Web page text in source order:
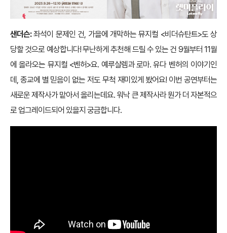
샌더슨:좌석이 문제인 건, 가을에 개막하는 뮤지컬 <비더슈탄트>도 상
당할 것으로 예상합니다! 무난하게 추천해 드릴 수 있는 건 9월부터 11월
에 올라오는 뮤지컬 <벤허>요. 예루살렘과 로마. 유다 벤허의 이야기인
데, 종교에 별 믿음이 없는 저도 무척 재미있게 봤어요! 이번 공연부터는
새로운 제작사가 맡아서 올리는데요. 워낙 큰 제작사라 뭔가 더 자본적으
로 업그레이드되어 있을지 궁금합니다.